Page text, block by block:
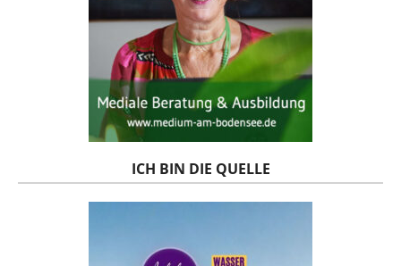
ICH BIN DIE QUELLE